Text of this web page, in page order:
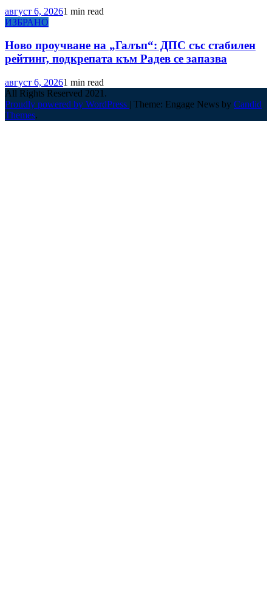
август 6, 20261 min read
ИЗБРАНО
Ново проучване на „Галъп“: ДПС със стабилен
рейтинг, подкрепата към Радев се запазва
август 6, 20261 min read
All Rights Reserved 2021.
Proudly powered by WordPress | Theme: Engage News by Candid
Themes.